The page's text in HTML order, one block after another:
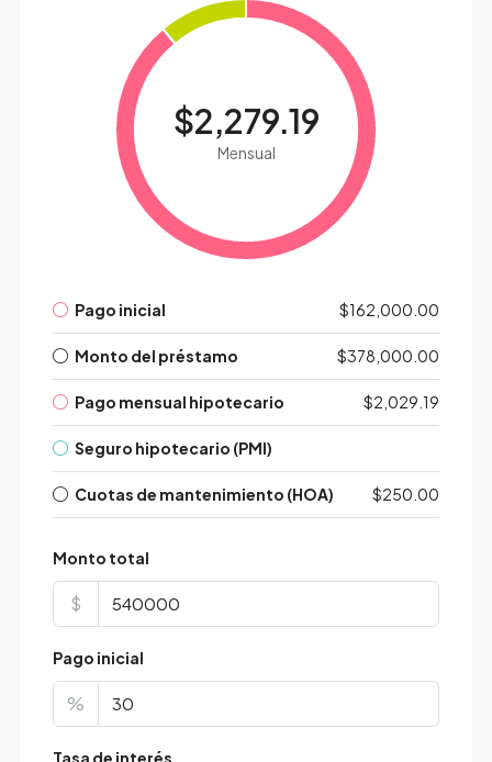
$2,279.19
Mensual
Pago inicial $162,000.00
Monto del préstamo $378,000.00
Pago mensual hipotecario $2,029.19
Seguro hipotecario (PMI)
Cuotas de mantenimiento (HOA) $250.00
Monto total
$
Pago inicial
%
Tasa de interés